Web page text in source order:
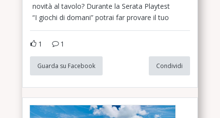
novità al tavolo? Durante la Serata Playtest
“I giochi di domani” potrai far provare il tuo
1 1
Guarda su Facebook Condividi